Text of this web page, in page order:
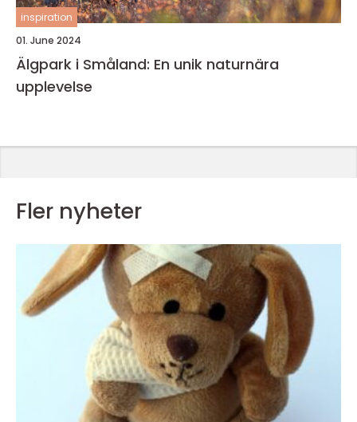
inspiration
01. June 2024
Älgpark i Småland: En unik naturnära
upplevelse
Fler nyheter